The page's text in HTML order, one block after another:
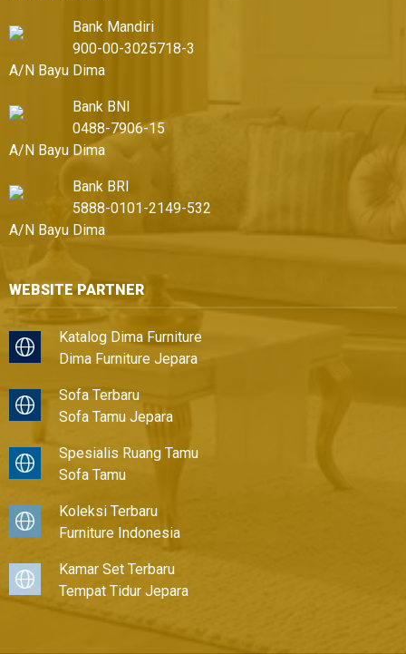
Bank Mandiri
900-00-3025718-3
A/N Bayu Dima
Bank BNI
0488-7906-15
A/N Bayu Dima
Bank BRI
5888-0101-2149-532
A/N Bayu Dima
WEBSITE PARTNER
Katalog Dima Furniture
Dima Furniture Jepara
Sofa Terbaru
Sofa Tamu Jepara
Spesialis Ruang Tamu
Sofa Tamu
Koleksi Terbaru
Furniture Indonesia
Kamar Set Terbaru
Tempat Tidur Jepara